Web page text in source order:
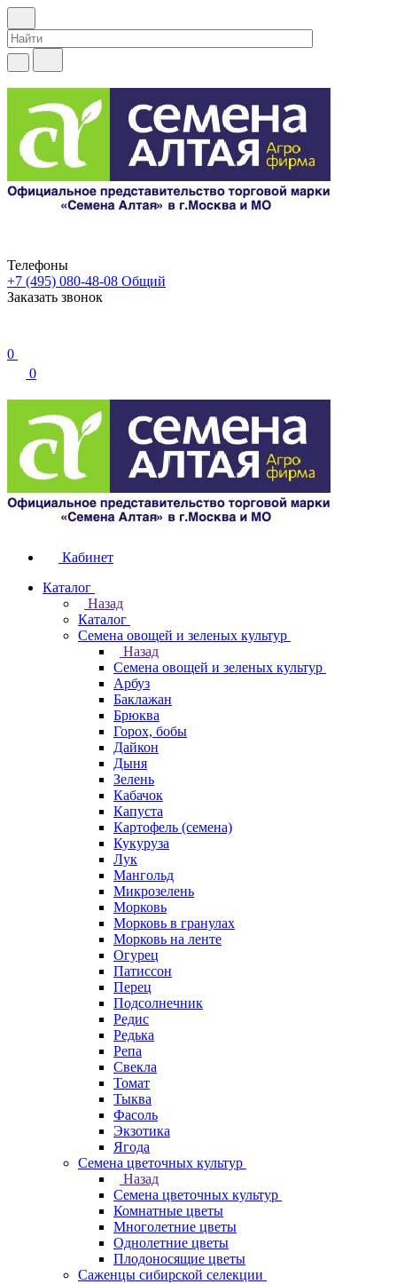
Телефоны
+7 (495) 080-48-08 Общий
Заказать звонок
0
0
Кабинет
Каталог
Назад
Каталог
Семена овощей и зеленых культур
Назад
Семена овощей и зеленых культур
Арбуз
Баклажан
Брюква
Горох, бобы
Дайкон
Дыня
Зелень
Кабачок
Капуста
Картофель (семена)
Кукуруза
Лук
Мангольд
Микрозелень
Морковь
Морковь в гранулах
Морковь на ленте
Огурец
Патиссон
Перец
Подсолнечник
Редис
Редька
Репа
Свекла
Томат
Тыква
Фасоль
Экзотика
Ягода
Семена цветочных культур
Назад
Семена цветочных культур
Комнатные цветы
Многолетние цветы
Однолетние цветы
Плодоносящие цветы
Саженцы сибирской селекции